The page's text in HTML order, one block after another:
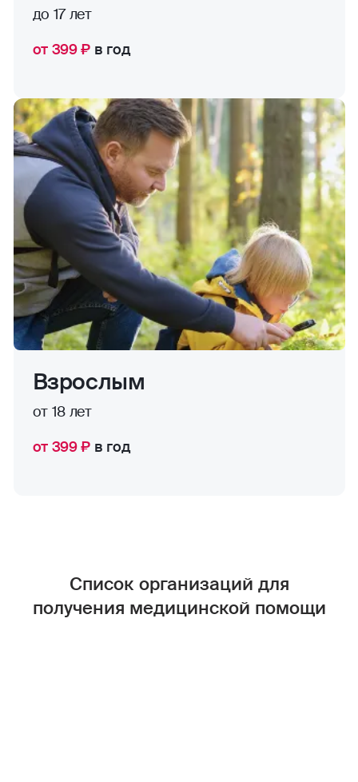
до 17 лет
от 399 ₽ в год
Взрослым
от 18 лет
от 399 ₽ в год
Список организаций для
получения медицинской помощи